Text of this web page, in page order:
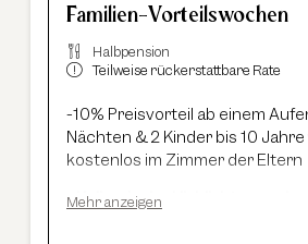
Verweilen einlädt. Die
Materialien und modernem Design
luxuriös-legere
Badezimmer mit Badewanne und
Dusche rundet das
Familien-Vorteilswochen
Halbpension
Teilweise rückerstattbare Rate
-10% Preisvorteil ab einem
Nächten & 2 Kinder bis 10
kostenlos im Zimmer der Eltern
Kulinarische Highlights aus der
Mehr anzeigen